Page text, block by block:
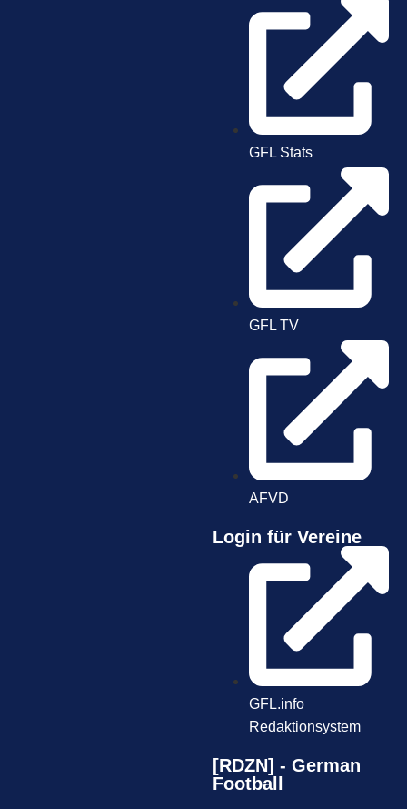
GFL Stats
GFL TV
AFVD
Login für Vereine
GFL.info
Redaktionsystem
[RDZN] - German
Football